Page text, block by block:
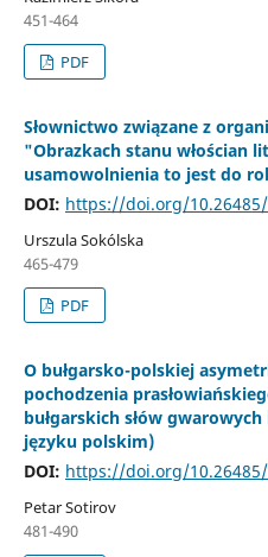
451-464
PDF
Słownictwo związane z
"Obrazkach stanu włościan
usamowolnienia to jest do
DOI: https://doi.org/10.26485/
Urszula Sokólska
465-479
PDF
O bułgarsko-polskiej
pochodzenia
bułgarskich słów
języku polskim)
DOI: https://doi.org/10.26485/
Petar Sotirov
481-490